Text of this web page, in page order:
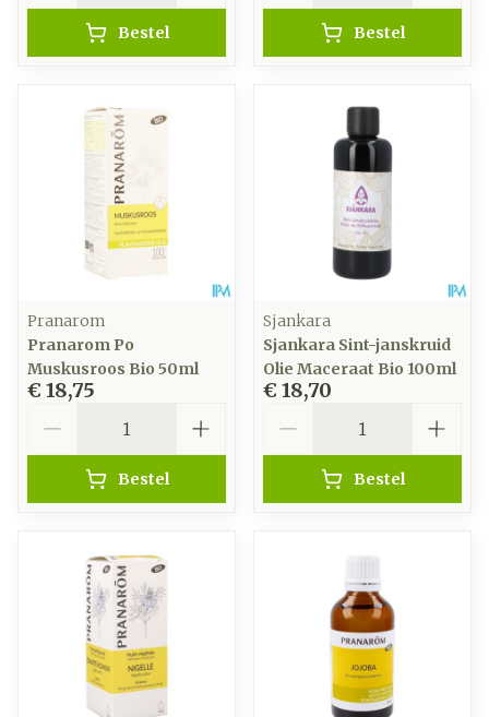
Bestel Bestel
Pranarom
Pranarom Po
Muskusroos Bio 50ml
€ 18,75
Bestel
Sjankara
Sjankara Sint-janskruid
Olie Maceraat Bio 100ml
€ 18,70
Bestel